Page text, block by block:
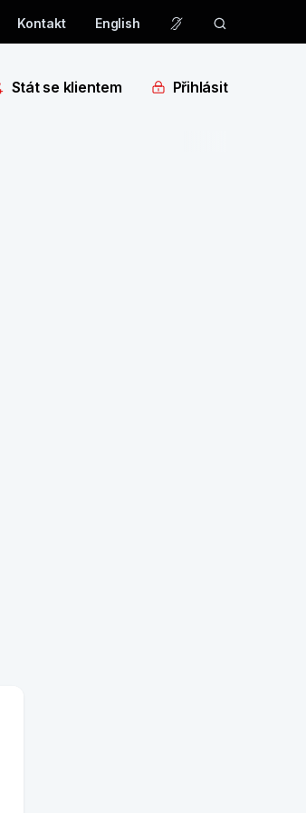
Kontakt English
Stát se klientem Přihlásit